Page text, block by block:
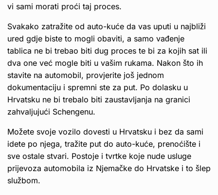
vi sami morati proći taj proces.
Svakako zatražite od auto-kuće da vas uputi u najbliži
ured gdje biste to mogli obaviti, a samo vađenje
tablica ne bi trebao biti dug proces te bi za kojih sat ili
dva one već mogle biti u vašim rukama. Nakon što ih
stavite na automobil, provjerite još jednom
dokumentaciju i spremni ste za put. Po dolasku u
Hrvatsku ne bi trebalo biti zaustavljanja na granici
zahvaljujući Schengenu.
Možete svoje vozilo dovesti u Hrvatsku i bez da sami
idete po njega, tražite put do auto-kuće, prenoćište i
sve ostale stvari. Postoje i tvrtke koje nude usluge
prijevoza automobila iz Njemačke do Hrvatske i to šlep
službom.